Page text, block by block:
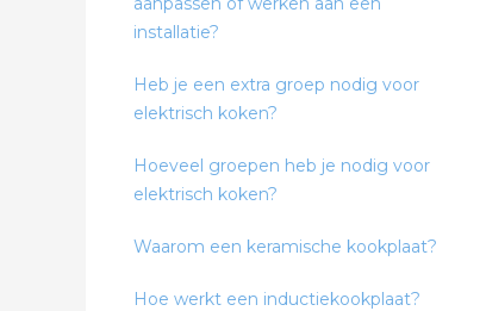
installatie?
Heb je een extra groep nodig voor
elektrisch koken?
Hoeveel groepen heb je nodig voor
elektrisch koken?
Waarom een keramische kookplaat?
Hoe werkt een inductiekookplaat?